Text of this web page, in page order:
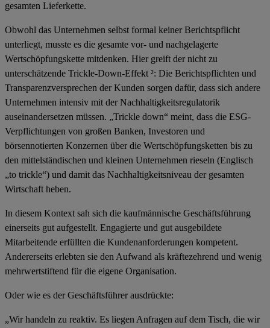
gesamten Lieferkette.
Obwohl das Unternehmen selbst formal keiner Berichtspflicht
unterliegt, musste es die gesamte vor- und nachgelagerte
Wertschöpfungskette mitdenken. Hier greift der nicht zu
unterschätzende Trickle-Down-Effekt ²: Die Berichtspflichten und
Transparenzversprechen der Kunden sorgen dafür, dass sich andere
Unternehmen intensiv mit der Nachhaltigkeitsregulatorik
auseinandersetzen müssen. „Trickle down“ meint, dass die ESG-
Verpflichtungen von großen Banken, Investoren und
börsennotierten Konzernen über die Wertschöpfungsketten bis zu
den mittelständischen und kleinen Unternehmen rieseln (Englisch
„to trickle“) und damit das Nachhaltigkeitsniveau der gesamten
Wirtschaft heben.
In diesem Kontext sah sich die kaufmännische Geschäftsführung
einerseits gut aufgestellt. Engagierte und gut ausgebildete
Mitarbeitende erfüllten die Kundenanforderungen kompetent.
Andererseits erlebten sie den Aufwand als kräftezehrend und wenig
mehrwertstiftend für die eigene Organisation.
Oder wie es der Geschäftsführer ausdrückte:
„Wir handeln zu reaktiv. Es liegen Anfragen auf dem Tisch, die wir